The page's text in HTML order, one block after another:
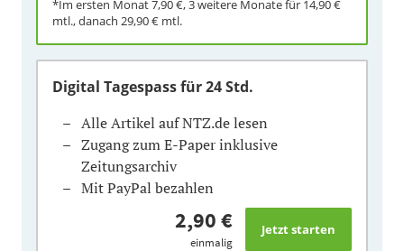
*Im ersten Monat7,90 €, 3 weitere Monate für 14,90 €
mtl., danach 29,90 € mtl.
Digital Tagespassfür 24 Std.
Alle Artikel auf NTZ.de lesen
Zugang zum E-Paper inklusive
Zeitungsarchiv
Mit PayPal bezahlen
2,90 €
einmalig